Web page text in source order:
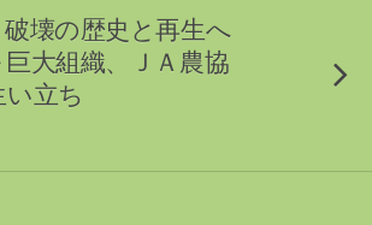
壊の歴史と再生へ
大組織、ＪＡ農協
立ち